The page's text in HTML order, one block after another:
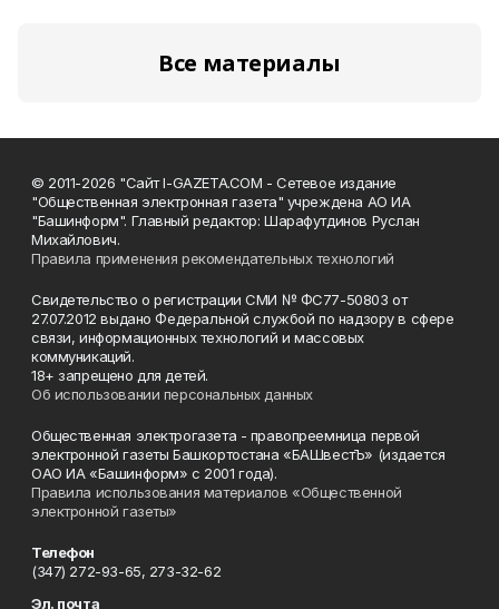
Все материалы
© 2011-2026 "Сайт I-GAZETA.COM - Сетевое издание
"Общественная электронная газета" учреждена АО ИА
"Башинформ". Главный редактор: Шарафутдинов Руслан
Михайлович.
Правила применения рекомендательных технологий
Свидетельство о регистрации СМИ № ФС77-50803 от
27.07.2012 выдано Федеральной службой по надзору в сфере
связи, информационных технологий и массовых
коммуникаций.
18+ запрещено для детей.
Об использовании персональных данных
Общественная электрогазета - правопреемница первой
электронной газеты Башкортостана «БАШвестЪ» (издается
ОАО ИА «Башинформ» с 2001 года).
Правила использования материалов «Общественной
электронной газеты»
Телефон
(347) 272-93-65, 273-32-62
Эл. почта